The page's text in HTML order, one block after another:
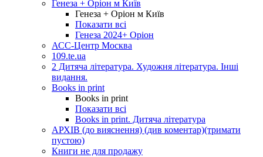
Генеза + Оріон м Київ
Генеза + Оріон м Київ
Показати всі
Генеза 2024+ Оріон
АСС-Центр Москва
109.te.ua
2 Дитяча література. Художня література. Інші
видання.
Books in print
Books in print
Показати всі
Books in print. Дитяча література
АРХІВ (до вияснення) (див коментар)(тримати
пустою)
Книги не для продажу